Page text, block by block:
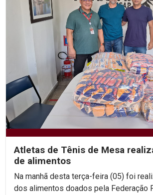
Atletas de Tênis de Mesa
de alimentos
Na manhã desta terça-feira (05) foi
dos alimentos doados pela Federação